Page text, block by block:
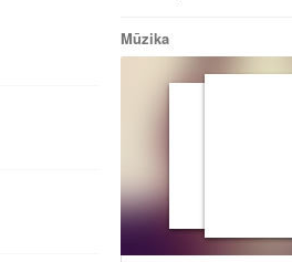
Mūzika